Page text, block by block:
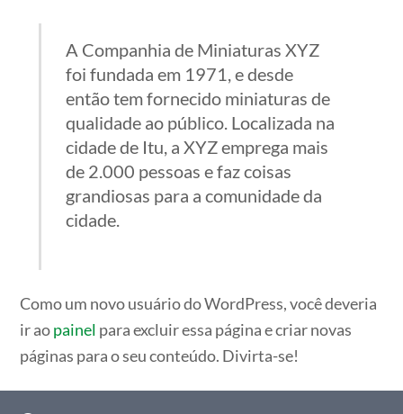
A Companhia de Miniaturas XYZ
foi fundada em 1971, e desde
então tem fornecido miniaturas de
qualidade ao público. Localizada na
cidade de Itu, a XYZ emprega mais
de 2.000 pessoas e faz coisas
grandiosas para a comunidade da
cidade.
Como um novo usuário do WordPress, você deveria
ir aopainel para excluir essa página e criar novas
páginas para o seu conteúdo. Divirta-se!